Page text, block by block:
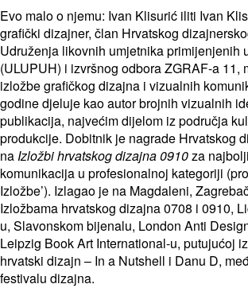
Evo malo o njemu: Ivan Klisurić iliti Ivan
grafički dizajner, član Hrvatskog
Udruženja likovnih umjetnika primijenjenih
(ULUPUH) i izvršnog odbora ZGRAF-a 11,
izložbe grafičkog dizajna i vizualnih
godine djeluje kao autor brojnih vizualnih
publikacija, najvećim dijelom iz područja
produkcije. Dobitnik je nagrade Hrvatskog
naIzložbi hrvatskog dizajna 0910za
komunikacija u profesionalnoj kategoriji
Izložbe’). Izlagao je na Magdaleni,
Izložbama hrvatskog dizajna 0708 i 0910,
u, Slavonskom bijenalu, London Anti
Leipzig Book Art International-u, putujućoj
hrvatski dizajn – In a Nutshell i Danu D,
festivalu dizajna.